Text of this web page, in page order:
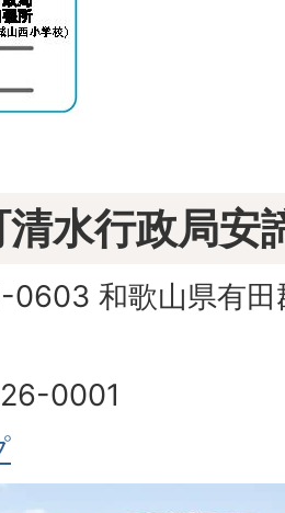
水行政局安
和歌山県有田
0001